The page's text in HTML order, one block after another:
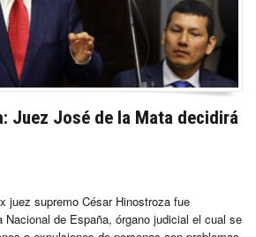
Juez José de la Mata decidirá
juez supremo César Hinostroza fue
Nacional de España, órgano judicial el cual se